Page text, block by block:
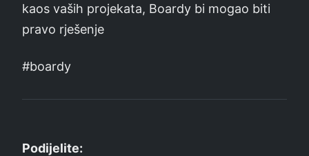
kaos vaših projekata, Boardy bi mogao biti
pravo rješenje
#boardy
Podijelite: